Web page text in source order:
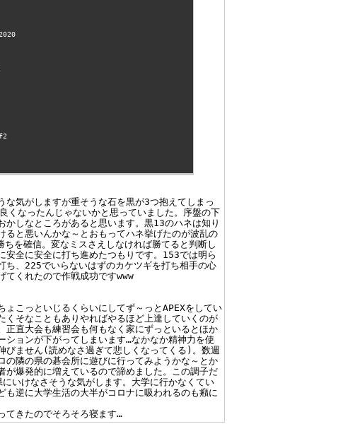
な気がしますが重そうな石を黒が3つ抱えてしまっ
くなったんじゃないかと思っていました。序盤の下
かしなところがあると思います。黒13のハネは知り
ると悪いんかな～とおもってハネ挙げたのが波乱の
を確信。変なミスさえしなければ勝てると判断し
安全に安全に打ち進めたつもりです。153では明ら
ち、225でいらないはずのカケツギを打ち相手の心
てくれたので作戦成功ですwww
ょこっといじるくらいにしてず～っとAPEXをしてい
くそなこともありやればやるほど上達していくのが
正直大会も練習会も何もなく家にずっといるとほか
ションが下がってしまいます…なかなか精神力を使
びません(読めなさ過ぎて悲しくなってくる)。数週
の隣の県の碁会所に遊びに行ってみようかな～とか
が爆発的に増えているので諦めました。この調子だ
いけなさそうな気がします。大学に行かなくてい
も逆に大学生活の大半がコロナに吸われるのも癪に
てきたのでそろそろ寝ます…